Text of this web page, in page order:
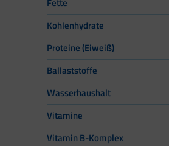
Fette
Kohlenhydrate
Proteine (Eiweiß)
Ballaststoffe
Wasserhaushalt
Vitamine
Vitamin B-Komplex